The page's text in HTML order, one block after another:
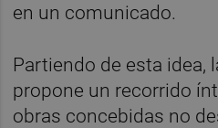
en un comunicado.
Partiendo de esta idea,
propone un recorrido
obras concebidas no